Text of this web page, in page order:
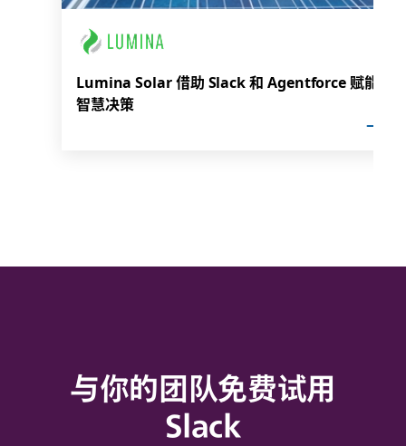
Lumina Solar 借助 Slack 和 Agentforce 赋能
智慧决策
与你的团队免费试用
Slack